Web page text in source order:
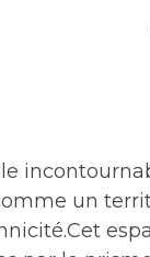
un